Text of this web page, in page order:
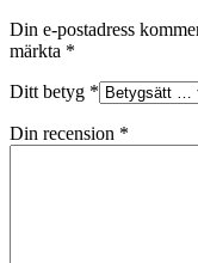
Din e-postadress
märkta *
Ditt betyg *
Din recension *